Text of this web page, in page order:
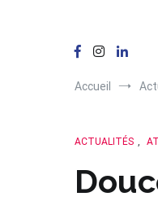
Accueil
ACTUALITÉS ,